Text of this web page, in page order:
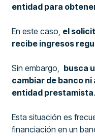
entidad para
En este caso, el
recibe ingresos
Sin embargo, busca
cambiar de banco ni
entidad prestamista.
Esta situación es
financiación en un